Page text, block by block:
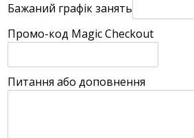
Бажаний графік занять
Промо-код Magic Checkout
Питання або доповнення